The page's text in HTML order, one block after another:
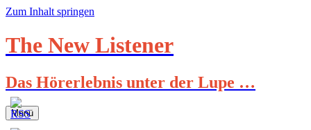
Zum Inhalt springen
The New Listener
Das Hörerlebnis unter der Lupe …
Menü